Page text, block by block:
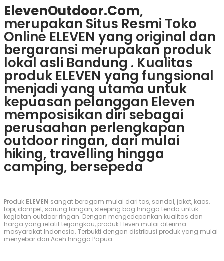
ElevenOutdoor.Com,
merupakan Situs Resmi Toko
Online ELEVEN yang original dan
bergaransi merupakan produk
lokal asli Bandung . Kualitas
produk ELEVEN yang fungsional
menjadi yang utama untuk
kepuasan pelanggan Eleven
memposisikan diri sebagai
perusaahan perlengkapan
outdoor ringan, dari mulai
hiking, travelling hingga
camping, bersepeda
Jika kamu mencari platform
pengalaman bermain yang
menyenangkan,crazy time
casinosbisa menjadi pilihan
yang tepat. Di sini, kamu akan
Jika kamu tertarik dengan
tantangan,jetx betbisa
menjadi pilihan yang tepat.
Permainan ini menawarkan
berbagai fitur seru yang bisa
Artık çok kolay 1xbet giriş
misiniz?
ถึงเวลาเล่นที่ โค้ด1xbet แล้ว ทุกคน
нашел вас сам. Сыграйте...
Победить тут можно легко и
быстро!
Produk ELEVEN sangat beragam mulai dari tas, sandal, jaket, kaos,
topi, dompet, sarung tangan, sleeping bag hingga tenda untuk
kegiatan outdoor ringan. Dengan mengedepankan kualitas dan
harga yang relatif terjangkau, produk Eleven mulai diterima
masyarakat Indonesia. Terbukti dengan distribusi produk yang mulai
menyebar dari Aceh hingga Papua